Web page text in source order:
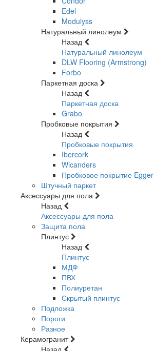
Edel
Modulyss
Натуральный линолеум
Назад
Натуральный линолеум
DLW Flooring (Armstrong)
Forbo
Паркетная доска
Назад
Паркетная доска
Grabo
Пробковые покрытия
Назад
Пробковые покрытия
Ibercork
Wicanders
Пробковое покрытие Egger
Штучный паркет
Аксессуары для пола
Назад
Аксессуары для пола
Защита пола
Плинтус
Назад
Плинтус
МДФ
ПВХ
Полиуретан
Скрытый плинтус
Подложка
Пороги
Разное
Керамогранит